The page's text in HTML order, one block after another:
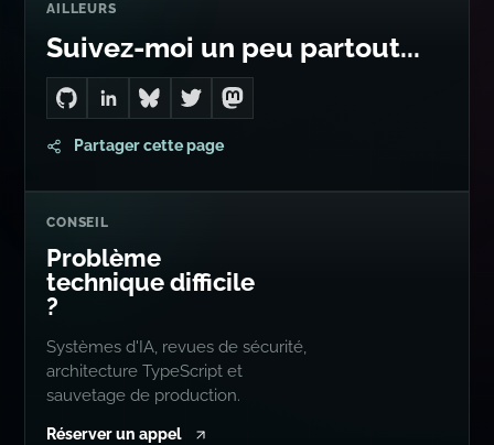
AILLEURS
Suivez-moi un peu partout...
Go to Dan's GitHub
Connect with me on LinkedIn
Follow me on Bluesky
Follow me on Twitter
Follow me on Mastodon
Partager cette page
CONSEIL
Problème
technique difficile
?
Systèmes d'IA, revues de sécurité,
architecture TypeScript et
sauvetage de production.
Réserver un appel